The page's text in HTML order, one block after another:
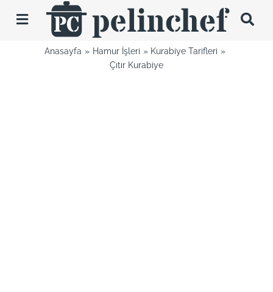
Toggle
Navigation
TariflerAnasayfa Hamur İşleri
Kurabiye Tarifleri
Çıtır Kurabiye